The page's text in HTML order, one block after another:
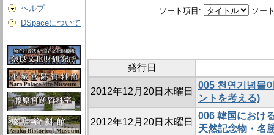
ヘルプ
DSpaceについて
ソート項目: ソー
発行日
2012年12月20日木曜日
005 천연기념물
ントを考える)
2012年12月20日木曜日
006 韓国におけ
天然記念物・名